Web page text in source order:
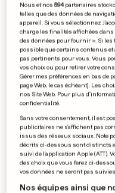
ACCIDENT AU
Une
une voiture
0 0
Nous et nos594partenaires
telles que des données de
appareil. Si vous sélectionnez
charge les finalités affichées
des données pour fournir ». Si
possible que certains contenus
pas pertinents pour vous. Vous
vos choix ou pour retirer votre
Gérer mes préférences en bas de
page Web, le cas échéant]. Les
nos Site Web. Pour plus
confidentialité.
Sans votre consentement, il est
publicitaires ne s'affichent pas
issus des réseaux sociaux. Note
décrits ci-dessous sont distincts
suivi de l'application Apple (ATT).
des choix que vous ferez ci-
vos données ne seront pas
Nos équipes ainsi que